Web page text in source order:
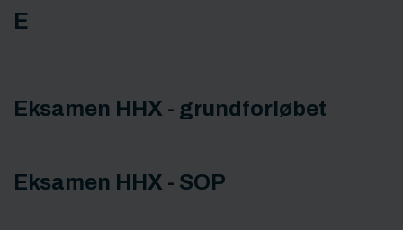
E
Eksamen HHX - grundforløbet
Eksamen HHX - SOP